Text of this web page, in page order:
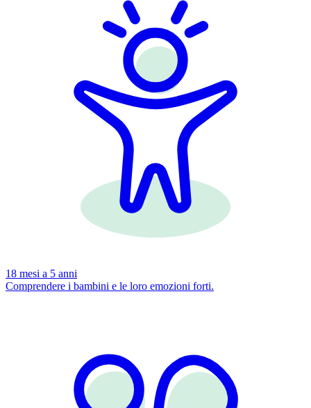
18 mesi a 5 anni
Comprendere i bambini e le loro emozioni forti.